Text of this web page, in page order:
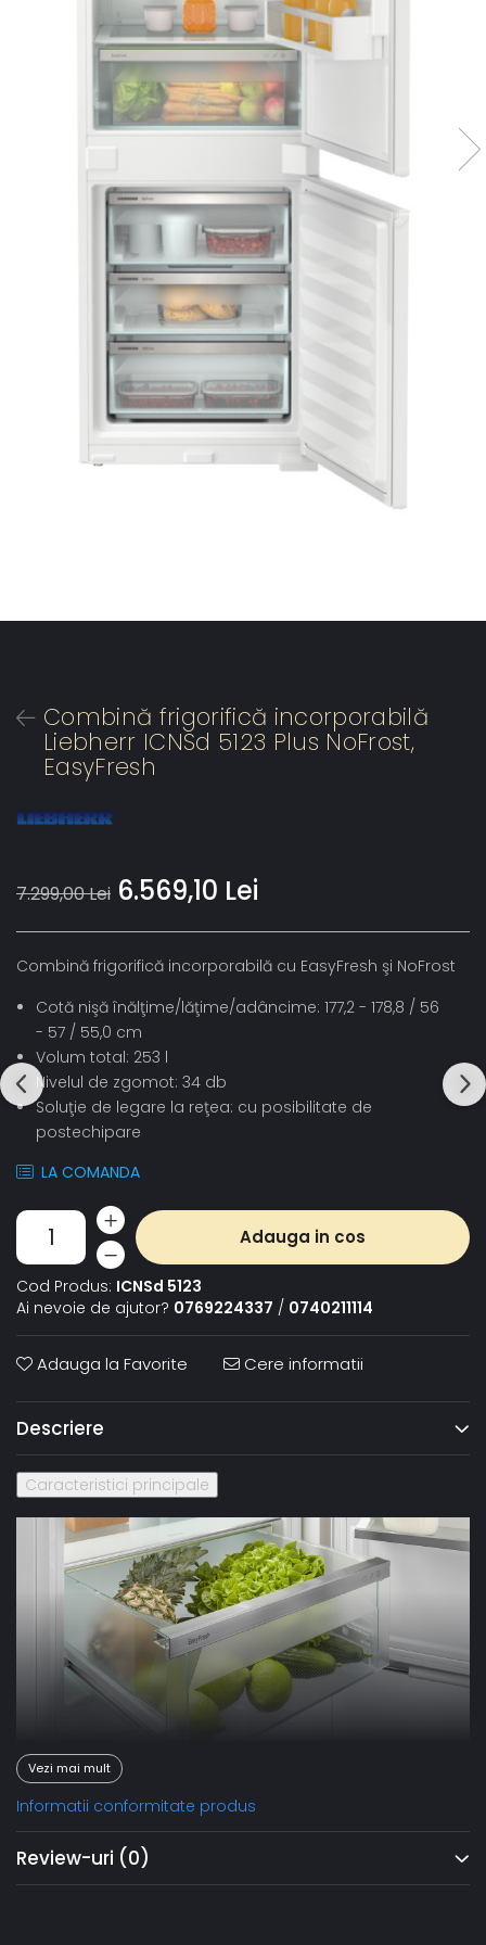
Combină frigorifică incorporabilă
Liebherr ICNSd 5123 Plus NoFrost,
EasyFresh
7.299,00 Lei 6.569,10 Lei
Combină frigorifică incorporabilă cu EasyFresh şi NoFrost
Cotă nişă înălţime/lăţime/adâncime: 177,2 - 178,8 / 56
- 57 / 55,0 cm
Volum total: 253 l
Nivelul de zgomot: 34 db
Soluţie de legare la reţea: cu posibilitate de
postechipare
LA COMANDA
Adauga in cos
Cod Produs: ICNSd 5123
Ai nevoie de ajutor? 0769224337 / 0740211114
Adauga la Favorite Cere informatii
Descriere
Caracteristici principale
EasyFresh
Vezi mai mult
Informatii conformitate produs
Review-uri (0)